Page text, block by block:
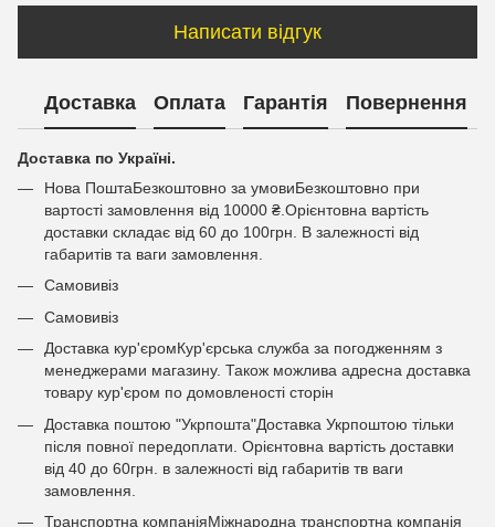
Написати відгук
Доставка Оплата Гарантія Повернення
Доставка по Україні.
Нова ПоштаБезкоштовно за умовиБезкоштовно при
вартості замовлення від 10000 ₴.Орієнтовна вартість
доставки складає від 60 до 100грн. В залежності від
габаритів та ваги замовлення.
Самовивіз
Самовивіз
Доставка кур'єромКур'єрська служба за погодженням з
менеджерами магазину. Також можлива адресна доставка
товару кур'єром по домовленості сторін
Доставка поштою "Укрпошта"Доставка Укрпоштою тільки
після повної передоплати. Орієнтовна вартість доставки
від 40 до 60грн. в залежності від габаритів тв ваги
замовлення.
Транспортна компаніяМіжнародна транспортна компанія